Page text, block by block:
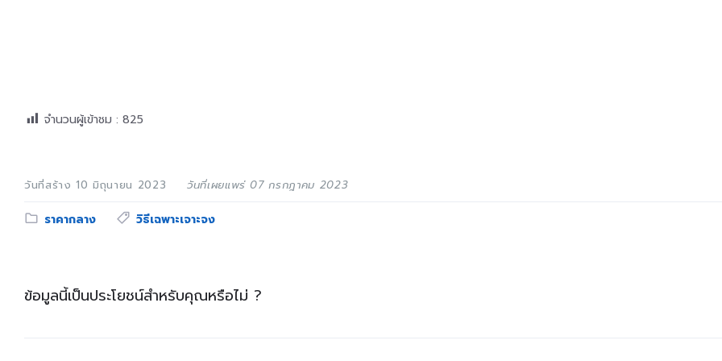
จำนวนผู้เข้าชม : 825
วันที่สร้าง 10 มิถุนายน 2023 วันที่เผยแพร่ 07 กรกฎาคม 2023
Category:
ราคากลาง Tags:
วิธีเฉพาะเจาะจง
ข้อมูลนี้เป็นประโยชน์สำหรับคุณหรือไม่ ?